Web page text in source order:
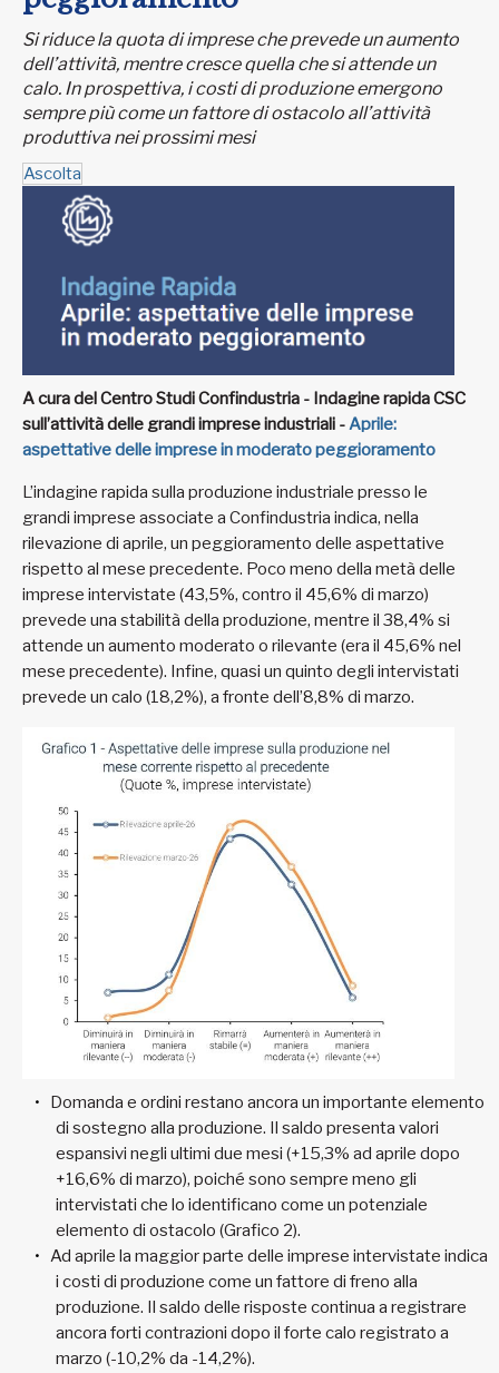
Si riduce la quota di imprese che prevede un aumento
dell’attività, mentre cresce quella che si attende un
calo. In prospettiva, i costi di produzione emergono
sempre più come un fattore di ostacolo all’attività
produttiva nei prossimi mesi
Ascolta
A cura del Centro Studi Confindustria - Indagine rapida CSC
sull’attività delle grandi imprese industriali -Aprile:
aspettative delle imprese in moderato peggioramento
L’indagine rapida sulla produzione industriale presso le
grandi imprese associate a Confindustria indica, nella
rilevazione di aprile, un peggioramento delle aspettative
rispetto al mese precedente. Poco meno della metà delle
imprese intervistate (43,5%, contro il 45,6% di marzo)
prevede una stabilità della produzione, mentre il 38,4% si
attende un aumento moderato o rilevante (era il 45,6% nel
mese precedente). Infine, quasi un quinto degli intervistati
prevede un calo (18,2%), a fronte dell’8,8% di marzo.
Domanda e ordini restano ancora un importante elemento
di sostegno alla produzione. Il saldo presenta valori
espansivi negli ultimi due mesi (+15,3% ad aprile dopo
+16,6% di marzo), poiché sono sempre meno gli
intervistati che lo identificano come un potenziale
elemento di ostacolo (Grafico 2).
Ad aprile la maggior parte delle imprese intervistate indica
i costi di produzione come un fattore di freno alla
produzione. Il saldo delle risposte continua a registrare
ancora forti contrazioni dopo il forte calo registrato a
marzo (-10,2% da -14,2%).